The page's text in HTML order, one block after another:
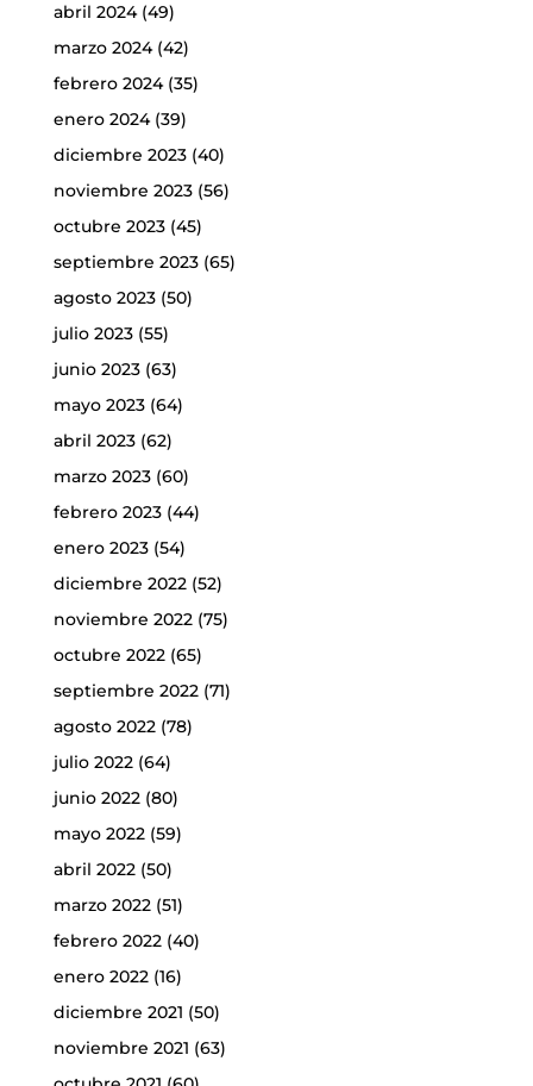
abril 2024(49)
marzo 2024(42)
febrero 2024(35)
enero 2024(39)
diciembre 2023(40)
noviembre 2023(56)
octubre 2023(45)
septiembre 2023(65)
agosto 2023(50)
julio 2023(55)
junio 2023(63)
mayo 2023(64)
abril 2023(62)
marzo 2023(60)
febrero 2023(44)
enero 2023(54)
diciembre 2022(52)
noviembre 2022(75)
octubre 2022(65)
septiembre 2022(71)
agosto 2022(78)
julio 2022(64)
junio 2022(80)
mayo 2022(59)
abril 2022(50)
marzo 2022(51)
febrero 2022(40)
enero 2022(16)
diciembre 2021 (50)
noviembre 2021 (63)